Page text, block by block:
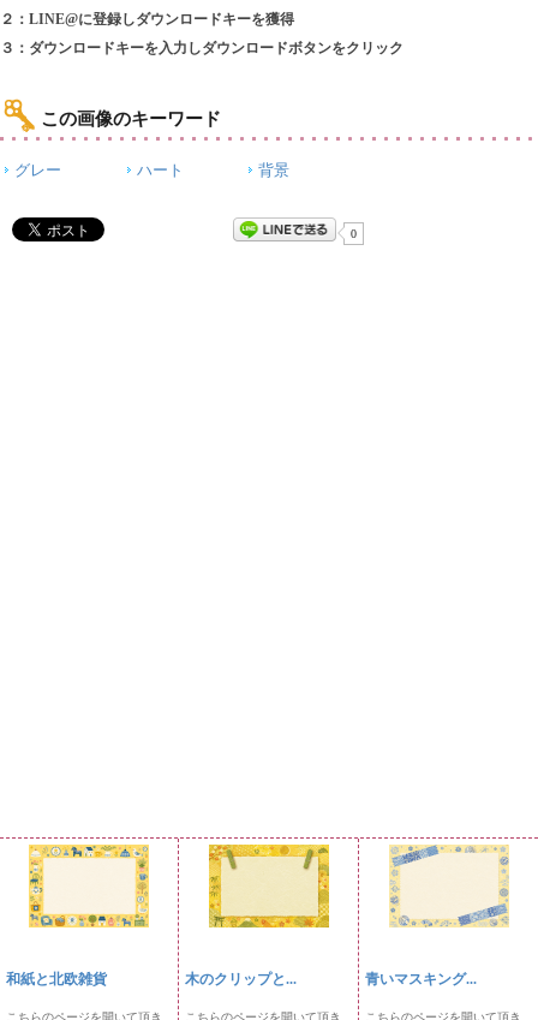
２：LINE@に登録しダウンロードキーを獲得
３：ダウンロードキーを入力しダウンロードボタンをクリック
この画像のキーワード
グレー ハート 背景
0
和紙と北欧雑貨
こちらのページを開いて頂き
木のクリップと...
こちらのページを開いて頂き
青いマスキング...
こちらのページを開いて頂き